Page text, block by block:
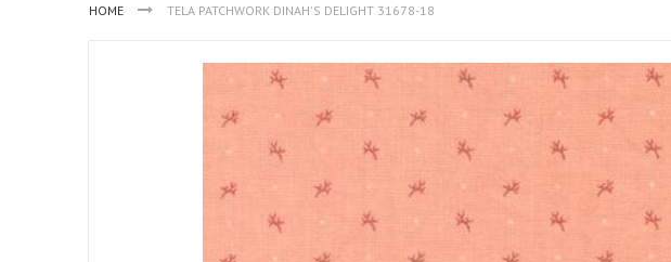
HOME TELA PATCHWORK DINAH'S DELIGHT 31678-18